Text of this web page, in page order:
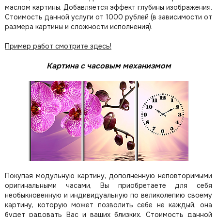
маслом картины. Добавляется эффект глубины изображения.
Стоимость данной услуги от 1000 рублей (в зависимости от
размера картины и сложности исполнения).
Пример работ смотрите здесь!
Картина с часовым механизмом
Покупая модульную картину, дополненную неповторимыми
оригинальными часами, Вы приобретаете для себя
необыкновенную и индивидуальную по великолепию своему
картину, которую может позволить себе не каждый, она
будет радовать Вас и ваших близких. Стоимость данной